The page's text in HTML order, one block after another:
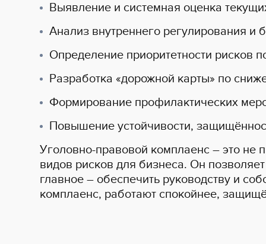
Выявление и системная оценка
Анализ внутреннего регулирования и
Определение приоритетности рисков
Разработка «дорожной карты» по
Формирование профилактических
Повышение устойчивости,
Уголовно-правовой комплаенс – это не
видов рисков для бизнеса. Он
главное – обеспечить руководству и
комплаенс, работают спокойнее,